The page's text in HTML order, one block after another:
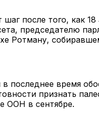
после того, как 18
председателю
Ротману,
последнее время
признать
ООН в сентябре.